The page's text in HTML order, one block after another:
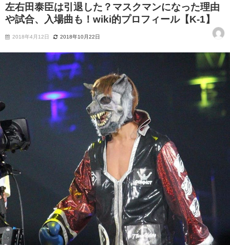
左右田泰臣は引退した？マスクマンになった理由
や試合、入場曲も！wiki的プロフィール【K-1】
2018年4月12日 2018年10月22日